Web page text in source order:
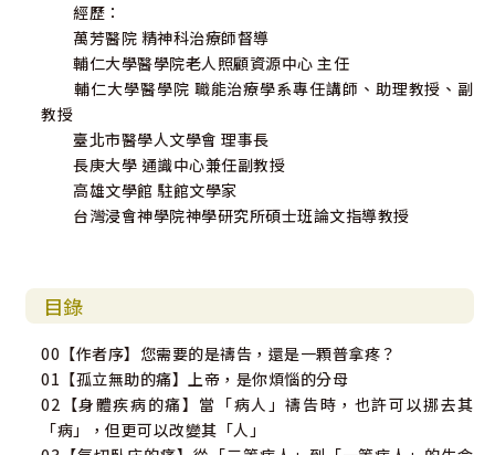
是單靠吞一顆普拿疼就可以解決的。如果您是一個常常喜樂
的人，這本書也許對您的幫助有限，但如果您是一個常感痛
苦、無力的人，甚願這本由醫學院教授、精神科治療師角度
所寫出的信仰省思，能成為您的幫助。
經歷：
萬芳醫院 精神科治療師督導
輔仁大學醫學院老人照顧資源中心 主任
輔仁大學醫學院 職能治療學系專任講師、助理教授、副
教授
臺北市醫學人文學會 理事長
長庚大學 通識中心兼任副教授
高雄文學館 駐館文學家
台灣浸會神學院神學研究所碩士班論文指導教授
目錄
00【作者序】您需要的是禱告，還是一顆普拿疼？
01【孤立無助的痛】上帝，是你煩惱的分母
02【身體疾病的痛】當「病人」禱告時，也許可以挪去其
「病」，但更可以改變其「人」